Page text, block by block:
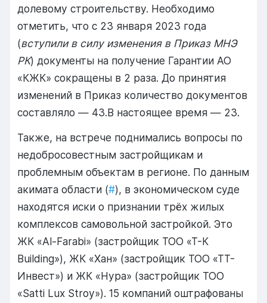
долевому строительству. Необходимо
отметить, что с 23 января 2023 года
(вступили в силу изменения в Приказ МНЭ
РК) документы на получение Гарантии АО
«КЖК» сокращены в 2 раза. До принятия
изменений в Приказ количество документов
составляло — 43.В настоящее время — 23.
Также, на встрече поднимались вопросы по
недобросовестным застройщикам и
проблемным объектам в регионе. По данным
акимата области (#), в экономическом суде
находятся иски о признании трёх жилых
комплексов самовольной застройкой. Это
ЖК «Al-Farabi» (застройщик ТОО «Т-К
Building»), ЖК «Хан» (застройщик ТОО «ТТ-
Инвест») и ЖК «Нура» (застройщик ТОО
«Satti Lux Stroy»). 15 компаний оштрафованы